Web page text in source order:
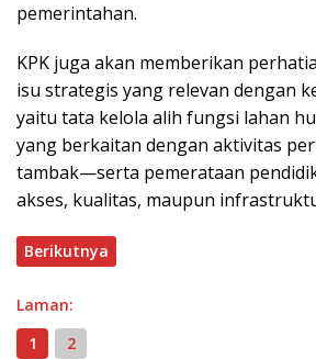
pemerintahan.
KPK juga akan memberikan
isu strategis yang relevan dengan
yaitu tata kelola alih fungsi lahan
yang berkaitan dengan aktivitas
tambak—serta pemerataan
akses, kualitas, maupun
Berikutnya
Laman:
1
2